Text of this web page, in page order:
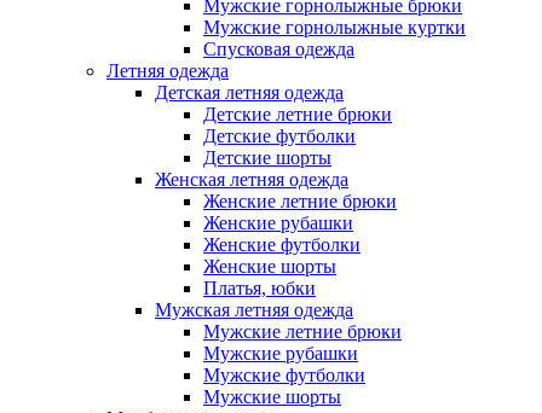
Мужские горнолыжные брюки
Мужские горнолыжные куртки
Спусковая одежда
Летняя одежда
Детская летняя одежда
Детские летние брюки
Детские футболки
Детские шорты
Женская летняя одежда
Женские летние брюки
Женские рубашки
Женские футболки
Женские шорты
Платья, юбки
Мужская летняя одежда
Мужские летние брюки
Мужские рубашки
Мужские футболки
Мужские шорты